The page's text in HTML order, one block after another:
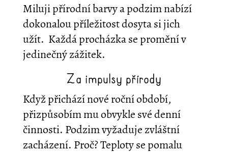
Miluji přírodní barvy a podzim nabízí
dokonalou příležitost dosyta si jich
užít. Každá procházka se promění v
jedinečný zážitek.
Za impulsy přírody
Když přichází nové roční období,
přizpůsobím mu obvykle své denní
činnosti. Podzim vyžaduje zvláštní
zacházení. Proč? Teploty se pomalu